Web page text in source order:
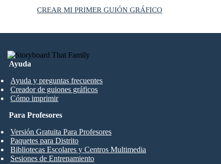
CREAR MI PRIMER GUIÓN GRÁFICO
Ayuda
Ayuda y preguntas frecuentes
Creador de guiones gráficos
Cómo imprimir
Para Profesores
Versión Gratuita Para Profesores
Paquetes para Distrito
Bibliotecas Escolares y Centros Multimedia
Sesiones de Entrenamiento